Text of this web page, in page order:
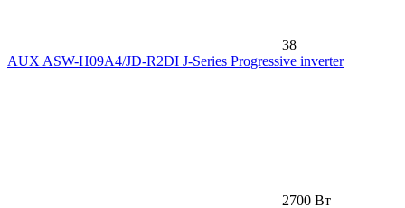
38
AUX ASW-H09A4/JD-R2DI J-Series Progressive inverter
2700 Вт